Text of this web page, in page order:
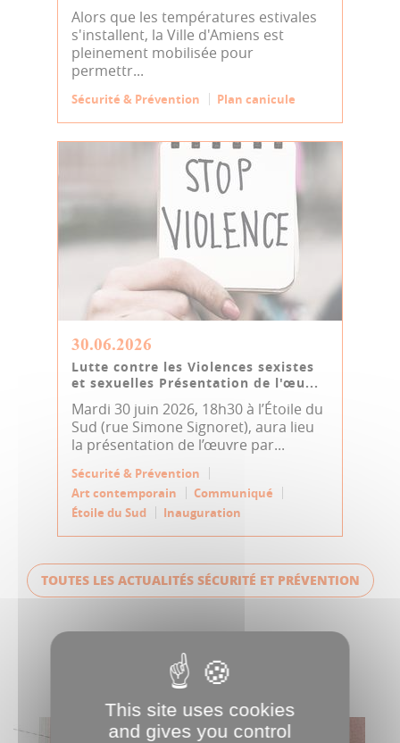
Alors que les températures estivales
s'installent, la Ville d'Amiens est
pleinement mobilisée pour
permettr...
Sécurité & Prévention Plan canicule
30.06.2026
Lutte contre les Violences sexistes
et sexuelles Présentation de l'œu...
Mardi 30 juin 2026, 18h30 à l’Étoile du
Sud (rue Simone Signoret), aura lieu
la présentation de l’œuvre par...
Sécurité & Prévention
Art contemporain
Communiqué
Étoile du Sud
Inauguration
TOUTES LES ACTUALITÉS SÉCURITÉ ET PRÉVENTION
NOS ACCÈS DIRECTS
This site uses cookies
and gives you control